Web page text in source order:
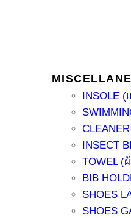
INSOLE
INSECT
TOWEL (
BIB
SHOES
SHOES